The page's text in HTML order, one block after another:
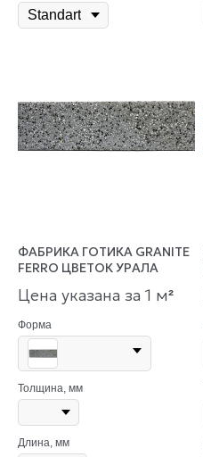
ФАБРИКА ГОТИКА GRANITE
FERRO ЦВЕТОК УРАЛА
Цена указана за 1 м²
Форма
Толщина, мм
Длина, мм